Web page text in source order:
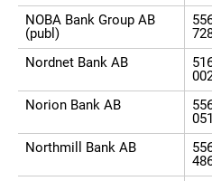
NOBA Bank Group AB
(publ)
Nordnet Bank AB
Norion Bank AB
Northmill Bank AB